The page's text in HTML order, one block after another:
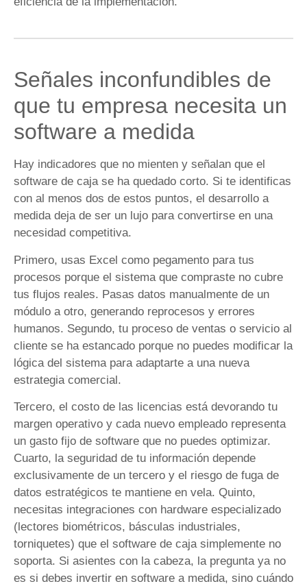
Señales inconfundibles de
que tu empresa necesita un
software a medida
Hay indicadores que no mienten y señalan que el
software de caja se ha quedado corto. Si te identificas
con al menos dos de estos puntos, el desarrollo a
medida deja de ser un lujo para convertirse en una
necesidad competitiva.
Primero, usas Excel como pegamento para tus
procesos porque el sistema que compraste no cubre
tus flujos reales. Pasas datos manualmente de un
módulo a otro, generando reprocesos y errores
humanos. Segundo, tu proceso de ventas o servicio al
cliente se ha estancado porque no puedes modificar la
lógica del sistema para adaptarte a una nueva
estrategia comercial.
Tercero, el costo de las licencias está devorando tu
margen operativo y cada nuevo empleado representa
un gasto fijo de software que no puedes optimizar.
Cuarto, la seguridad de tu información depende
exclusivamente de un tercero y el riesgo de fuga de
datos estratégicos te mantiene en vela. Quinto,
necesitas integraciones con hardware especializado
(lectores biométricos, básculas industriales,
torniquetes) que el software de caja simplemente no
soporta. Si asientes con la cabeza, la pregunta ya no
es si debes invertir en software a medida, sino cuándo